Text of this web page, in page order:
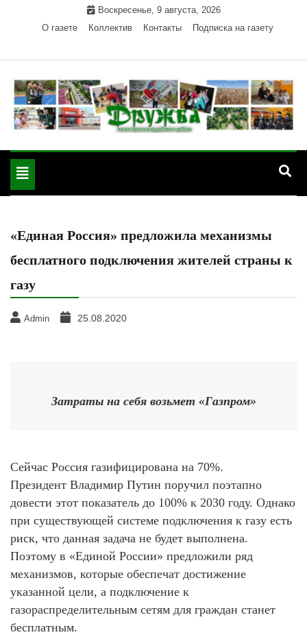
Воскресенье, 9 августа, 2026
О газете
Коллектив Контакты Подписка на газету
"Дружба" — газета
Красногвардейского района Республики Адыгея
Toggle
navigation
«Единая Россия» предложила механизмы
бесплатного подключения жителей страны к
газу
Admin 25.08.2020
Затраты на себя возьмет «Газпром»
Сейчас Россия газифицирована на 70%.
Президент Владимир Путин поручил поэтапно
довести этот показатель до 100% к 2030 году. Однако
при существующей системе подключения к газу есть
риск, что данная задача не будет выполнена.
Поэтому в «Единой России» предложили ряд
механизмов, которые обеспечат достижение
указанной цели, а подключение к
газораспределительным сетям для граждан станет
бесплатным.